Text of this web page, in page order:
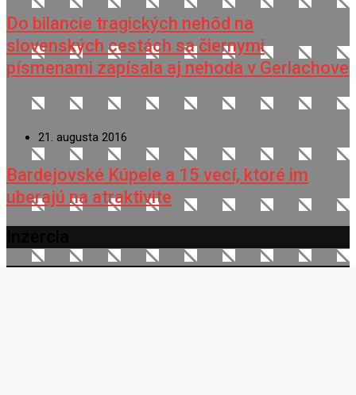
Do bilancie tragických nehôd na
slovenských cestách sa čiernymi
písmenami zapísala aj nehoda v Gerlachove
21. augusta 2016
Bardejovské Kúpele a 15 vecí, ktoré im
uberajú na atraktivite